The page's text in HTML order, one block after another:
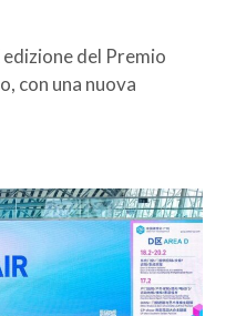
del Premio
con una nuova